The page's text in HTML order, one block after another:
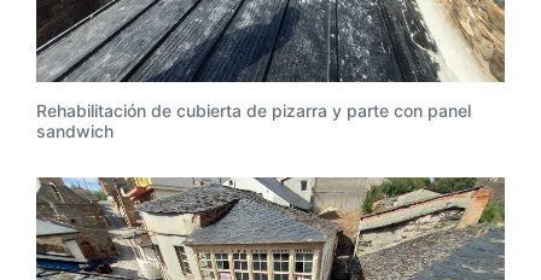
Rehabilitación de cubierta de pizarra y parte con panel
sandwich